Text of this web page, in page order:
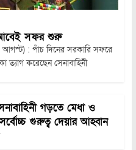
আবেই সফর শুরু
আগস্ট) : পাঁচ দিনের সরকারি সফরে
ত্যাগ করেছেন সেনাবাহিনী
গড়তে মেধা ও
গুরুত্ব দেয়ার আহ্বান